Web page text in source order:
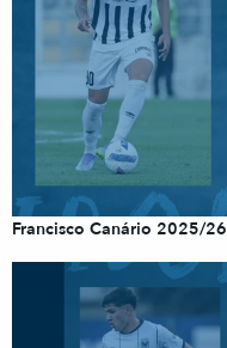
Francisco Canário 2025/26